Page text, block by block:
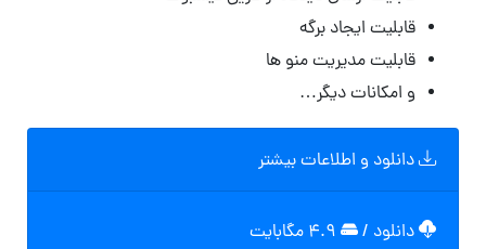
قابلیت ایجاد برگه
قابلیت مدیریت منو ها
و امکانات دیگر…
دانلود و اطلاعات بیشتر
دانلود /